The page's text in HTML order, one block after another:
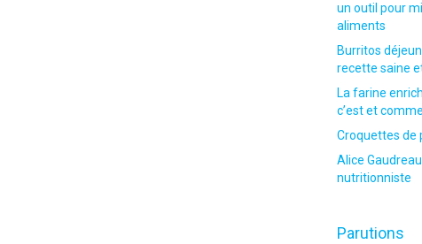
un outil pour
aliments
Burritos
recette saine
La farine
c’est et
Croquettes de
Alice
nutritionniste
Parutions